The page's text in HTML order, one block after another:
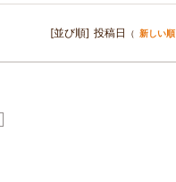
[並び順] 投稿日 （ 新しい順